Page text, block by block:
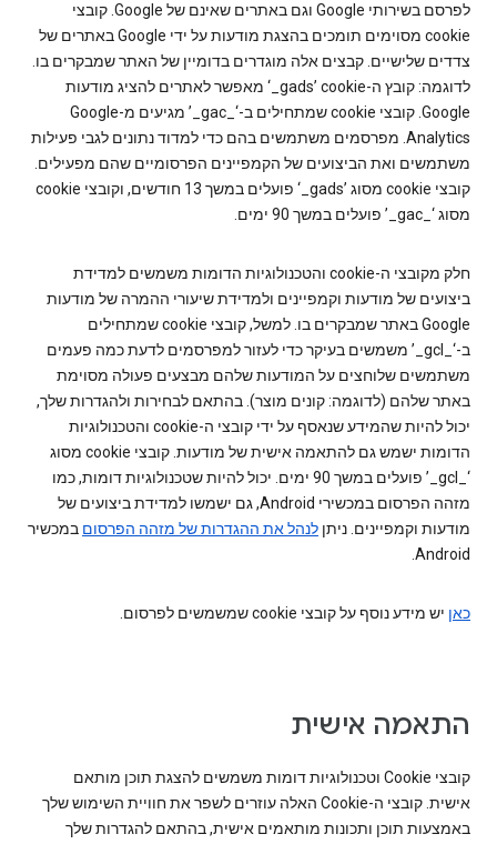
לפרסם בשירותי Google וגם באתרים שאינם של Google. קובצי
cookie מסוימים תומכים בהצגת מודעות על ידי Google באתרים של
צדדים שלישיים. קבצים אלה מוגדרים בדומיין של האתר שמבקרים בו.
לדוגמה: קובץ ה-cookie‏ ‎‘_gads’‎ מאפשר לאתרים להציג מודעות
Google. קובצי cookie שמתחילים ב-‘_gac_’ מגיעים מ-Google
Analytics. מפרסמים משתמשים בהם כדי למדוד נתונים לגבי פעילות
משתמשים ואת הביצועים של הקמפיינים הפרסומיים שהם מפעילים.
קובצי cookie מסוג ‎‘_gads’‎ פועלים במשך 13 חודשים, וקובצי cookie
מסוג ‘_gac_’ פועלים במשך 90 ימים.
חלק מקובצי ה-cookie והטכנולוגיות הדומות משמשים למדידת
ביצועים של מודעות וקמפיינים ולמדידת שיעורי ההמרה של מודעות
Google באתר שמבקרים בו. למשל, קובצי cookie שמתחילים
ב-‘_gcl_’ משמשים בעיקר כדי לעזור למפרסמים לדעת כמה פעמים
משתמשים שלוחצים על המודעות שלהם מבצעים פעולה מסוימת
באתר שלהם (לדוגמה: קונים מוצר). בהתאם לבחירות ולהגדרות שלך,
יכול להיות שהמידע שנאסף על ידי קובצי ה-cookie והטכנולוגיות
הדומות ישמש גם להתאמה אישית של מודעות. קובצי cookie מסוג
‘_gcl_’ פועלים במשך 90 ימים. יכול להיות שטכנולוגיות דומות, כמו
מזהה הפרסום במכשירי Android, גם ישמשו למדידת ביצועים של
מודעות וקמפיינים. ניתן לנהל את ההגדרות של מזהה הפרסום במכשיר
Android.
כאן יש מידע נוסף על קובצי cookie שמשמשים לפרסום.
התאמה אישית
קובצי Cookie וטכנולוגיות דומות משמשים להצגת תוכן מותאם
אישית. קובצי ה-Cookie האלה עוזרים לשפר את חוויית השימוש שלך
באמצעות תוכן ותכונות מותאמים אישית, בהתאם להגדרות שלך